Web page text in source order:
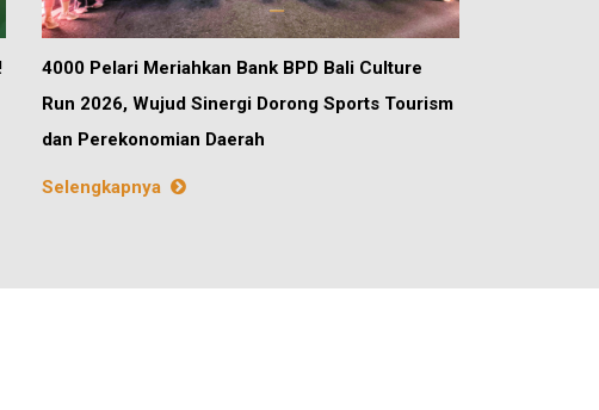
4000 Pelari Meriahkan Bank BPD Bali Culture
Run 2026, Wujud Sinergi Dorong Sports Tourism
dan Perekonomian Daerah
Selengkapnya